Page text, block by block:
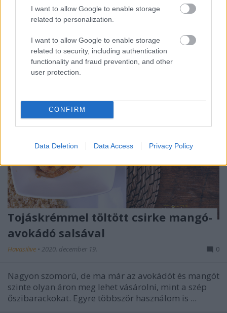
I want to allow Google to enable storage
related to personalization.
I want to allow Google to enable storage
related to security, including authentication
functionality and fraud prevention, and other
user protection.
CONFIRM
Data Deletion Data Access Privacy Policy
Azóta használom a meleg/ pirított kalácsot sós
ételekkel is, mióta egy étteremben a kacsamájat
Tojáskrémmel töltött csirke mangó-
avokádó salsával
Havasilive • 2020. december 19. 0
Nagyon szomorú, de ma már az avokádót és mangót
szinte olyan áron meg lehet vásárolni, mint a szép
őszibarackokat. Egyre többször használom is ...